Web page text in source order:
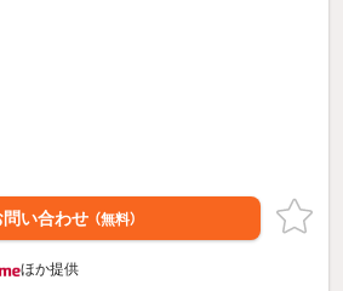
問い合わせ （無料）
ほか提供